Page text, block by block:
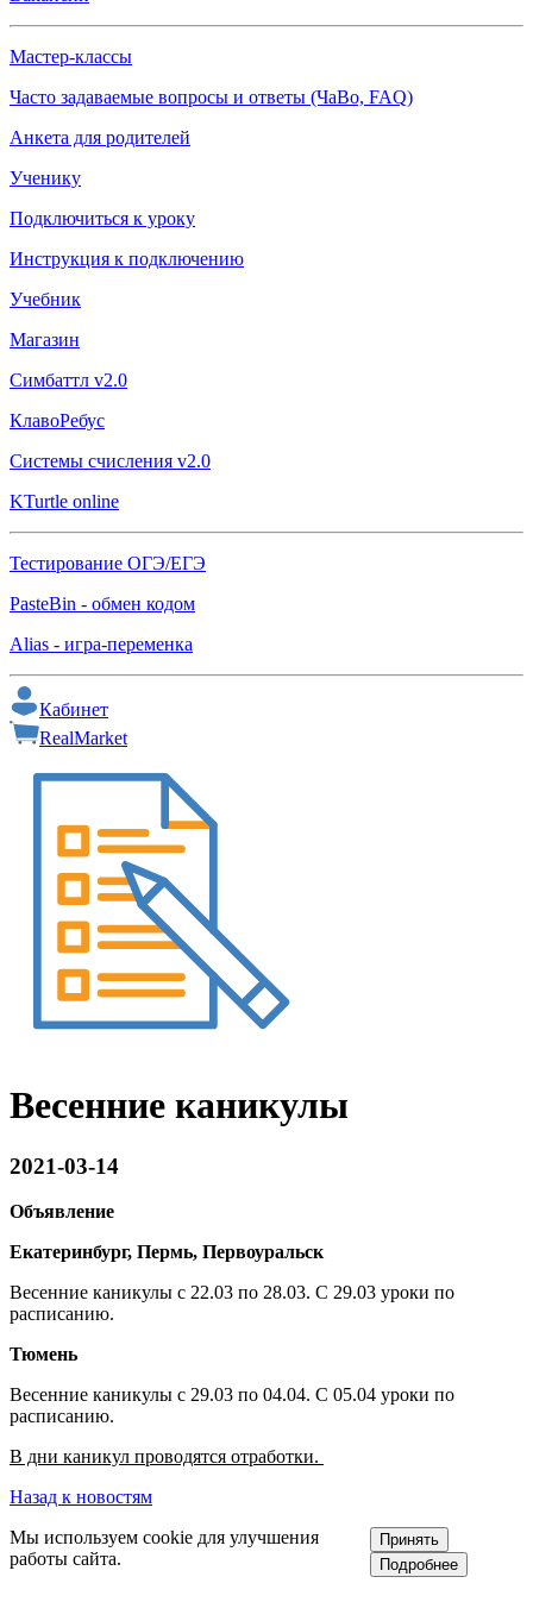
Мастер-классы
Часто задаваемые вопросы и ответы (ЧаВо, FAQ)
Анкета для родителей
Ученику
Подключиться к уроку
Инструкция к подключению
Учебник
Магазин
Симбаттл v2.0
КлавоРебус
Системы счисления v2.0
KTurtle online
Тестирование ОГЭ/ЕГЭ
PasteBin - обмен кодом
Alias - игра-переменка
Кабинет
RealMarket
Весенние каникулы
2021-03-14
Объявление
Екатеринбург, Пермь, Первоуральск
Весенние каникулы с 22.03 по 28.03. С 29.03 уроки по
расписанию.
Тюмень
Весенние каникулы с 29.03 по 04.04. С 05.04 уроки по
расписанию.
В дни каникул проводятся отработки.
Назад к новостям
Мы используем cookie для улучшения
работы сайта.
Принять
Подробнее